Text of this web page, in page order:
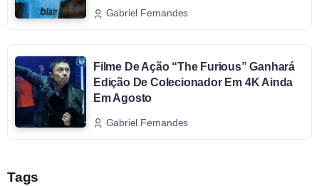
Gabriel Fernandes
Filme De Ação “The Furious” Ganhará
Edição De Colecionador Em 4K Ainda
Em Agosto
Gabriel Fernandes
Tags